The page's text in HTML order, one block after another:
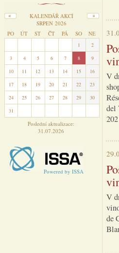
KALENDÁŘ AKCÍ
SRPEN 2026
PO
ÚT ST ČT PÁ SO NE
1
2
3
4 5 6 7 8
9
10
11 12 13 14 15
16
17
18 19 20 21 22
23
24
25 26 27 28 29
30
31
Poslední aktualizace:
31.07.2026
Powered by ISSA
V
del
V
de